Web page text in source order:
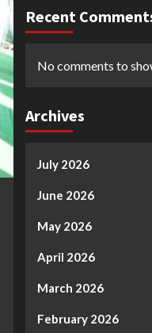
Recent
No comments to
Archives
July 2026
June 2026
May 2026
April 2026
March 2026
February 2026